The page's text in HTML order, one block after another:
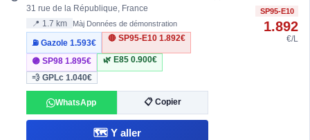
31 rue de la République, France
📍 1.7 km Màj Données de démonstration
⛽ Gazole1.593€
🔴 SP95-E10 1.892€
🟣 SP981.895€ 🌿 E85 0.900€
💨 GPLc1.040€
WhatsApp 📋 Copier
🗺️ Y aller
SP95-E10
1.892
€/L